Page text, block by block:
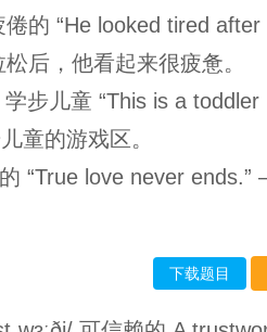
倦的 “He looked tired
后，他看起来很疲惫。
步儿童 “This is a toddler
童的游戏区。
“True love never
下载题目